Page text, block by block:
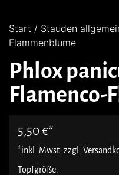
Start / Stauden
Flammenblume
Phlox
Flamenco-
5,50 €
*inkl. Mwst. zzgl.
Topfgröße: